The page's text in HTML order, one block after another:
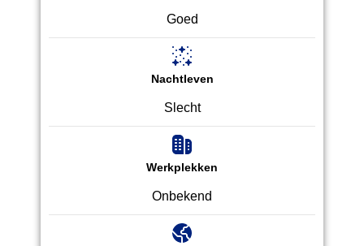
Goed
Nachtleven
Slecht
Werkplekken
Onbekend